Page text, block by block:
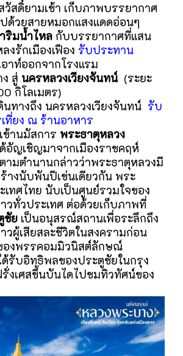
สดิ์ยามเช้า เก็บภาพบรรยากาศ
ด้วยสายหมอกแสงแดดอ่อนๆ
ริมน้ำไหล กับบรรยากาศที่แสน
รักเมืองเฟือง รับประทาน
อาท์ออกจากโรงแรม
สู่ นครหลวงเวียงจันทน์ (ระยะ
กิโลเมตร)
ทางถึง นครหลวงเวียงจันทน์ รับ
เที่ยง ณ ร้านอาหาร
านมัสการ พระธาตุหลวง
อัญเชิญมาจากเมืองราชคฤห์
ามตำนานกล่าวว่าพระธาตุหลวงมี
างนับพันปีเช่นเดียวกัน พระ
ทศไทย นับเป็นศูนย์รวมใจของ
วทั่วประเทศ ต่อด้วยเก็บภาพที่
ชัย เป็นอนุสรณ์สถานเพื่อระลึกถึง
วผู้เสียสละชีวิตในสงครามก่อน
องพรรคอมมิวนิสต์ลักษณ์
รับอิทธิพลของประตูชัยในกรุง
งเศสขึ้นบันไดไปชมทิวทัศน์ของ